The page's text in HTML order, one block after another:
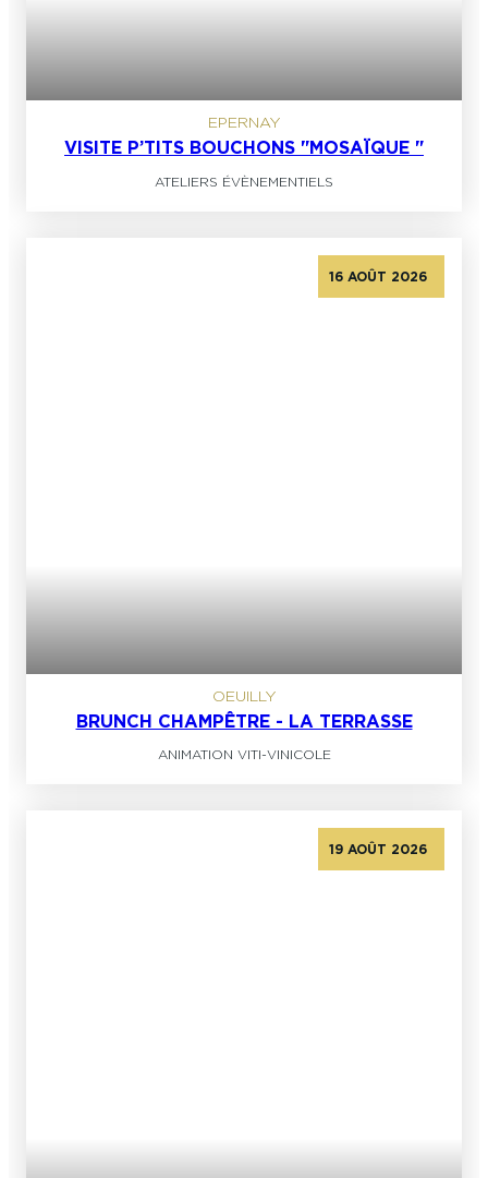
EPERNAY
VISITE P’TITS BOUCHONS "MOSAÏQUE "
ATELIERS ÉVÈNEMENTIELS
16 AOÛT 2026
OEUILLY
BRUNCH CHAMPÊTRE - LA TERRASSE
ANIMATION VITI-VINICOLE
19 AOÛT 2026